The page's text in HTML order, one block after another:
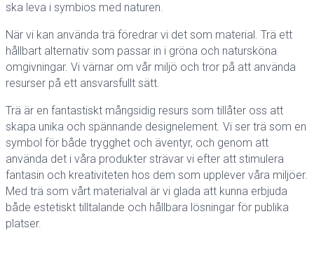
ska leva i symbios med naturen.
När vi kan använda trä föredrar vi det som material. Trä ett
hållbart alternativ som passar in i gröna och natursköna
omgivningar. Vi värnar om vår miljö och tror på att använda
resurser på ett ansvarsfullt sätt.
Trä är en fantastiskt mångsidig resurs som tillåter oss att
skapa unika och spännande designelement. Vi ser trä som en
symbol för både trygghet och äventyr, och genom att
använda det i våra produkter strävar vi efter att stimulera
fantasin och kreativiteten hos dem som upplever våra miljöer.
Med trä som vårt materialval är vi glada att kunna erbjuda
både estetiskt tilltalande och hållbara lösningar för publika
platser.